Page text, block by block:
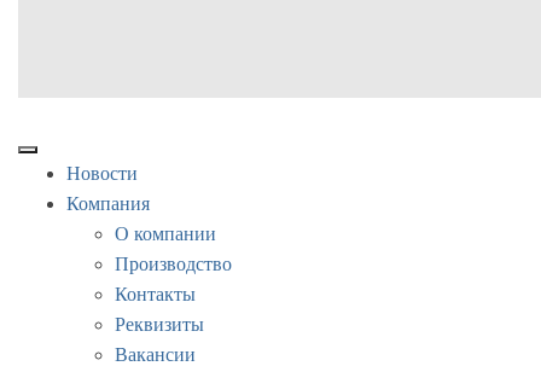
Новости
Компания
О компании
Производство
Контакты
Реквизиты
Вакансии